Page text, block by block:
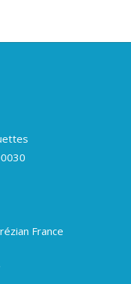
France